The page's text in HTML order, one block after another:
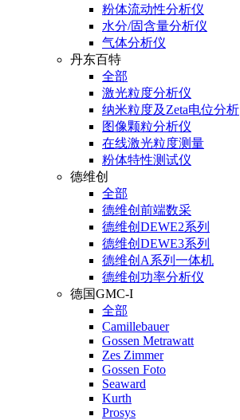
粉体流动性分析仪
水分/固含量分析仪
气体分析仪
丹东百特
全部
激光粒度分析仪
纳米粒度及Zeta电位分析
图像颗粒分析仪
在线激光粒度测量
粉体特性测试仪
德维创
全部
德维创前端数采
德维创DEWE2系列
德维创DEWE3系列
德维创A系列一体机
德维创功率分析仪
德国GMC-I
全部
Camillebauer
Gossen Metrawatt
Zes Zimmer
Gossen Foto
Seaward
Kurth
Prosys